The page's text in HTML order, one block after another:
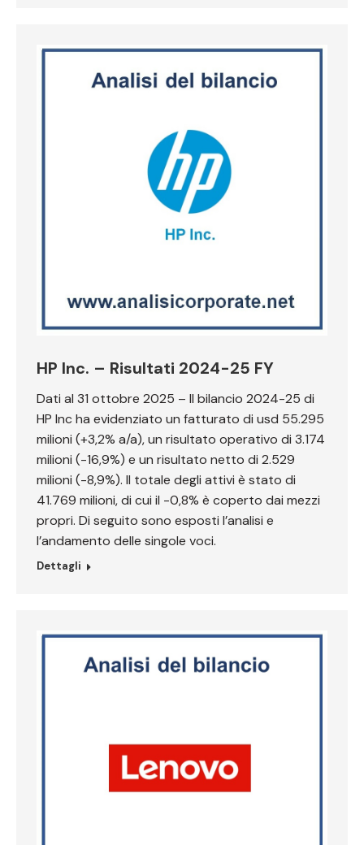
HP Inc. – Risultati 2024-25 FY
Dati al 31 ottobre 2025 – Il bilancio 2024-25 di
HP Inc ha evidenziato un fatturato di usd 55.295
milioni (+3,2% a/a), un risultato operativo di 3.174
milioni (-16,9%) e un risultato netto di 2.529
milioni (-8,9%). Il totale degli attivi è stato di
41.769 milioni, di cui il -0,8% è coperto dai mezzi
propri. Di seguito sono esposti l’analisi e
l’andamento delle singole voci.
Dettagli